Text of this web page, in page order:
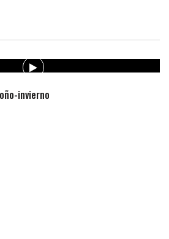
invierno